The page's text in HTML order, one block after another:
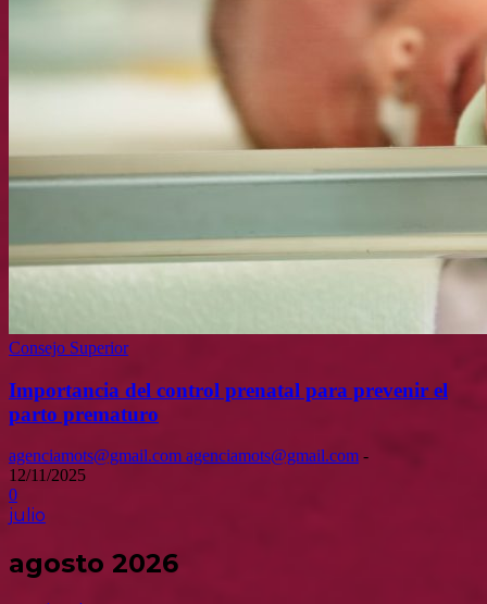
Consejo Superior
Importancia del control prenatal para prevenir el
parto prematuro
agenciamots@gmail.com agenciamots@gmail.com -
12/11/2025
0
julio
agosto 2026